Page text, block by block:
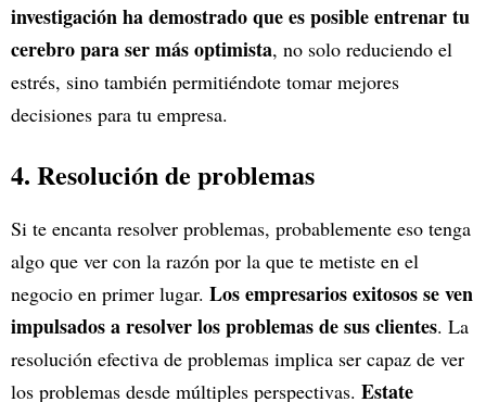
investigación ha demostrado que es posible entrenar tu
cerebro para ser más optimista, no solo reduciendo el
estrés, sino también permitiéndote tomar mejores
decisiones para tu empresa.
4. Resolución de problemas
Si te encanta resolver problemas, probablemente eso tenga
algo que ver con la razón por la que te metiste en el
negocio en primer lugar. Los empresarios exitosos se ven
impulsados a resolver los problemas de sus clientes. La
resolución efectiva de problemas implica ser capaz de ver
los problemas desde múltiples perspectivas. Estate